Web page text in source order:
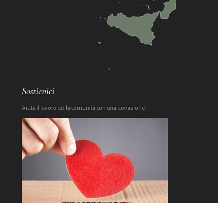
Sostienici
Aiuta il lavoro della comunità con una donazione.